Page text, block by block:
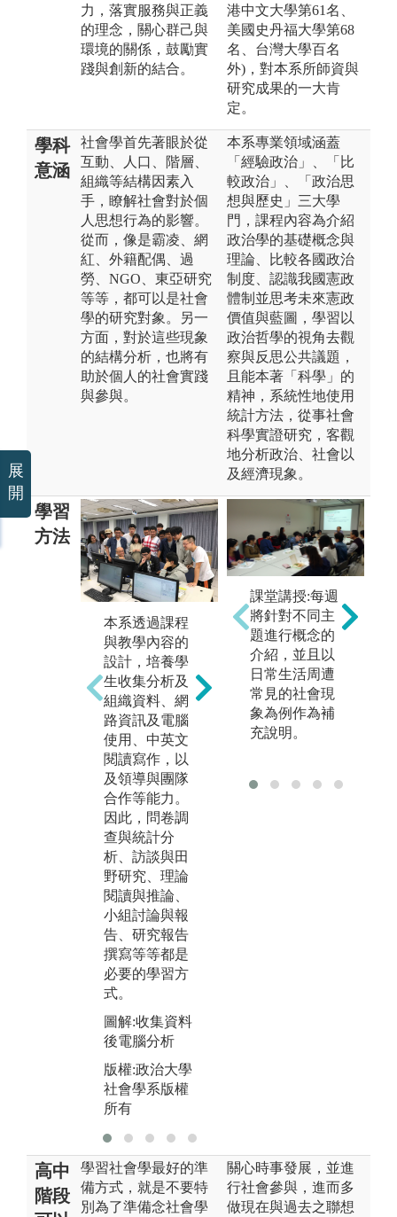
力，落實服務與正義
的理念，關心群己與
環境的關係，鼓勵實
踐與創新的結合。
港中文大學第61名、
美國史丹福大學第68
名、台灣大學百名
外)，對本系所師資與
研究成果的一大肯
定。
學科
意涵
社會學首先著眼於從
互動、人口、階層、
組織等結構因素入
手，瞭解社會對於個
人思想行為的影響。
從而，像是霸凌、網
紅、外籍配偶、過
勞、NGO、東亞研究
等等，都可以是社會
學的研究對象。另一
方面，對於這些現象
的結構分析，也將有
助於個人的社會實踐
與參與。
本系專業領域涵蓋
「經驗政治」、「比
較政治」、「政治思
想與歷史」三大學
門，課程內容為介紹
政治學的基礎概念與
理論、比較各國政治
制度、認識我國憲政
體制並思考未來憲政
價值與藍圖，學習以
政治哲學的視角去觀
察與反思公共議題，
且能本著「科學」的
精神，系統性地使用
統計方法，從事社會
科學實證研究，客觀
地分析政治、社會以
及經濟現象。
學習
方法
本系透過課程
與教學內容的
設計，培養學
生收集分析及
組織資料、網
路資訊及電腦
使用、中英文
閱讀寫作，以
及領導與團隊
合作等能力。
因此，問卷調
查與統計分
析、訪談與田
野研究、理論
閱讀與推論、
小組討論與報
告、研究報告
撰寫等等都是
必要的學習方
式。
圖解:收集資料
後電腦分析
版權:政治大學
社會學系版權
所有
本系透過課程
與教學內容的
設計，培養學
生收集分析及
組織資料、網
路資訊及電腦
使用、中英文
及領導與團隊
課堂講授:每週
將針對不同主
題進行概念的
介紹，並且以
日常生活周遭
常見的社會現
象為例作為補
充說明。
高中
階段
學習社會學最好的準
備方式，就是不要特
別為了準備念社會學
關心時事發展，並進
行社會參與，進而多
做現在與過去之聯想
展
開